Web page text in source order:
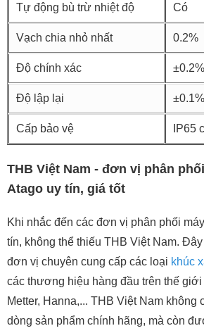
Tự động bù trừ nhiệt độ Có
Vạch chia nhỏ nhất 0.2%
Độ chính xác
Độ lập lại ±0.1%
Cấp bảo vệ IP65
THB Việt Nam - đơn vị phân
Atago uy tín, giá tốt
Khi nhắc đến các đơn vị phân phối
tín, không thể thiếu THB Việt Nam.
đơn vị chuyên cung cấp các loại khúc
các thương hiệu hàng đầu trên thế giới
Metter, Hanna,... THB Việt Nam không
dòng sản phẩm chính hãng, mà còn